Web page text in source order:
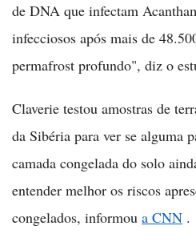
de DNA que infectam
infecciosos após mais de
permafrost profundo", diz o
Claverie testou amostras de
da Sibéria para ver se alguma
camada congelada do solo
entender melhor os riscos
congelados, informou a CNN .